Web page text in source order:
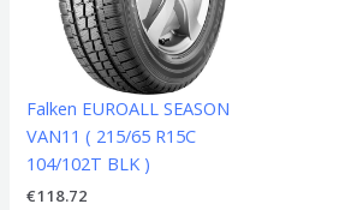
Falken EUROALL SEASON
VAN11 ( 215/65 R15C
104/102T BLK )
€118.72